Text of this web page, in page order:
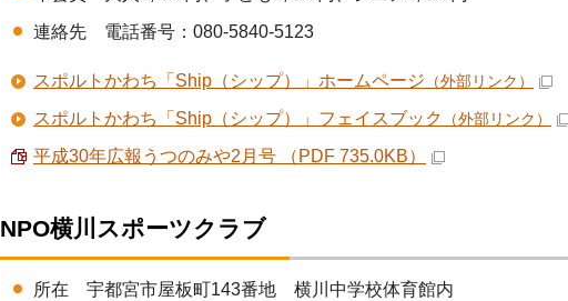
連絡先 電話番号：080-5840-5123
スポルトかわち「Ship（シップ）」ホームページ （外部リンク）
スポルトかわち「Ship（シップ）」フェイスブック （外部リンク）
平成30年広報うつのみや2月号 （PDF 735.0KB）
NPO横川スポーツクラブ
所在 宇都宮市屋板町143番地 横川中学校体育館内